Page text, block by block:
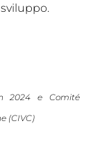
2024 e Comité
(CIVC)